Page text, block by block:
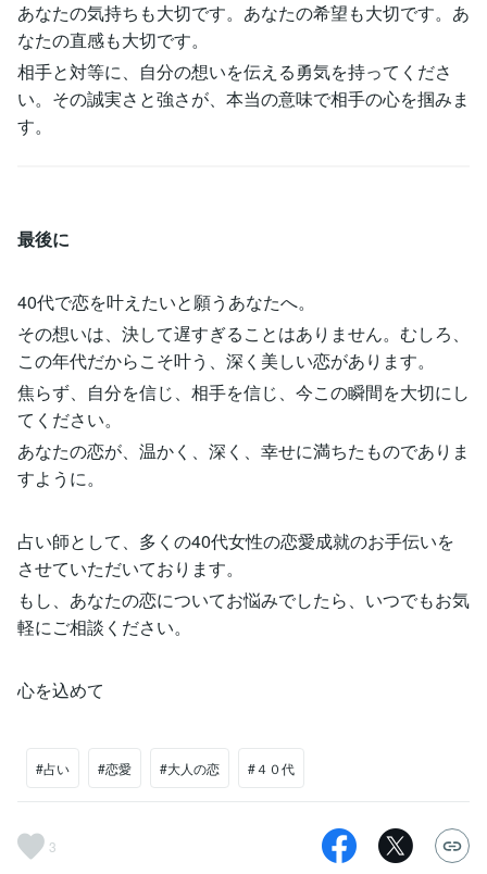
あなたの気持ちも大切です。あなたの希望も大切です。あ
なたの直感も大切です。
相手と対等に、自分の想いを伝える勇気を持ってくださ
い。その誠実さと強さが、本当の意味で相手の心を掴みま
す。
最後に
40代で恋を叶えたいと願うあなたへ。
その想いは、決して遅すぎることはありません。むしろ、
この年代だからこそ叶う、深く美しい恋があります。
焦らず、自分を信じ、相手を信じ、今この瞬間を大切にし
てください。
あなたの恋が、温かく、深く、幸せに満ちたものでありま
すように。
占い師として、多くの40代女性の恋愛成就のお手伝いを
させていただいております。
もし、あなたの恋についてお悩みでしたら、いつでもお気
軽にご相談ください。
心を込めて
#占い #恋愛 #大人の恋 #４０代
3